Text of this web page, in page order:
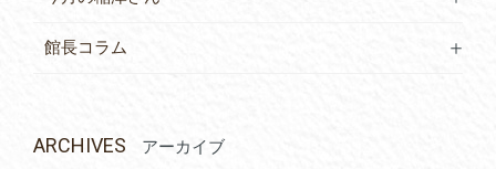
館長コラム
ARCHIVES アーカイブ